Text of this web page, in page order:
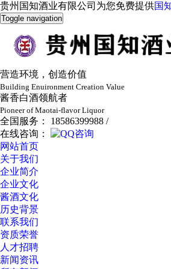
贵州国知酒业有限公司为您免费提供国
Toggle navigation
营造环境，创造价值
Building Enuironment Creation Value
酱香白酒领航者
Pioneer of Maotai-flavor Liquor
全国服务： 18586399988 /
在线咨询：
网站首页
关于我们
企业简介
企业文化
酱酒文化
历史背景
联系我们
资质荣誉
人才招聘
新闻资讯